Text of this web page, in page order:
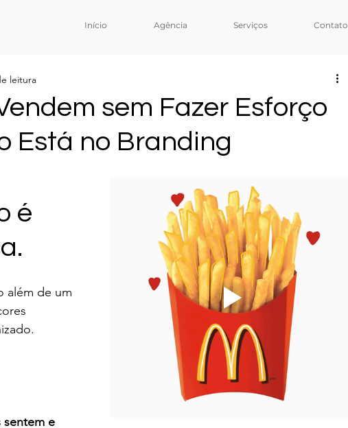
Início Agência Serviços Contato
sem Fazer Esforço
Está no Branding
leitura
é
além de um
sentem e